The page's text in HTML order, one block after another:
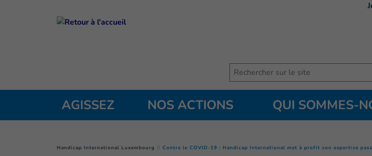
Search
AGISSEZ
NOS ACTIONS QUI SOMMES-
You are here :
Handicap International Luxembourg Contre le COVID-19 : Handicap International met à profit son expertise